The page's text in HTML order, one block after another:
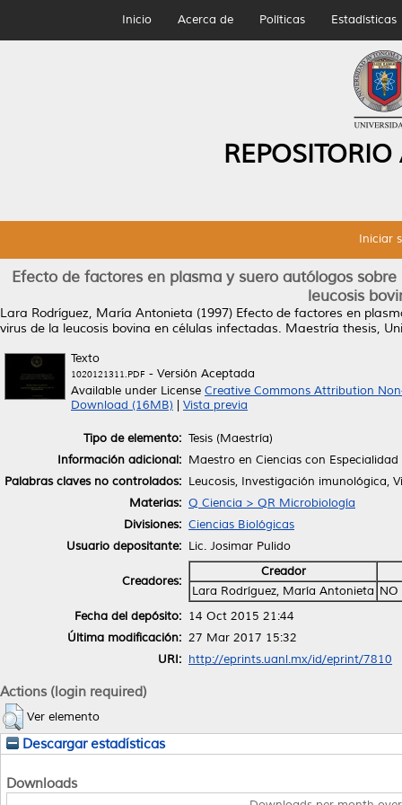
Inicio Acerca de Políticas Estadísticas
Iniciar
Efecto de factores en plasma y suero autólogos
leucosis
Lara Rodríguez, María Antonieta (1997) Efecto de factores en
virus de la leucosis bovina en células infectadas. Maestría thesis,
Texto
1020121311.PDF - Versión Aceptada
Available under License Creative Commons Attribution
Download (16MB)
Vista previa
Tipo de elemento: Tesis (Maestría)
Información adicional: Maestro en Ciencias con
Palabras claves no controlados: Leucosis, Investigación imunológica,
Materias: Q Ciencia > QR Microbiología
Divisiones: Ciencias Biológicas
Usuario depositante: Lic. Josimar Pulido
Creadores:
Creador
Lara Rodríguez, María Antonieta NO
Fecha del depósito: 14 Oct 2015 21:44
Última modificación: 27 Mar 2017 15:32
URI: http://eprints.uanl.mx/id/eprint/7810
Actions (login required)
Ver elemento
Descargar estadísticas
Downloads